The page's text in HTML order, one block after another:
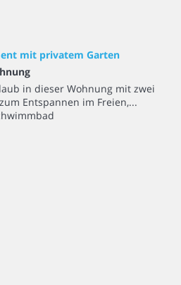
mit privatem Garten
in dieser Wohnung mit zwei
Entspannen im Freien,...